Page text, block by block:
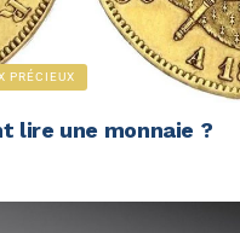
PRÉCIEUX
lire une monnaie ?